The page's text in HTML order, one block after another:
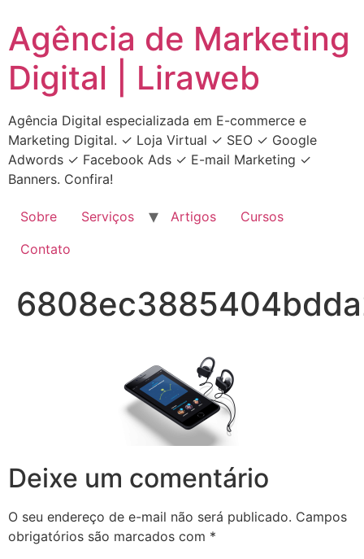
para
conteúdo
Agência de Marketing
Digital | Liraweb
Agência Digital especializada em E-commerce e
Marketing Digital. ✓ Loja Virtual ✓ SEO ✓ Google
Adwords ✓ Facebook Ads ✓ E-mail Marketing ✓
Banners. Confira!
Sobre Serviços Artigos
Cursos
Contato
Deixe um comentário
O seu endereço de e-mail não será publicado. Campos
obrigatórios são marcados com *